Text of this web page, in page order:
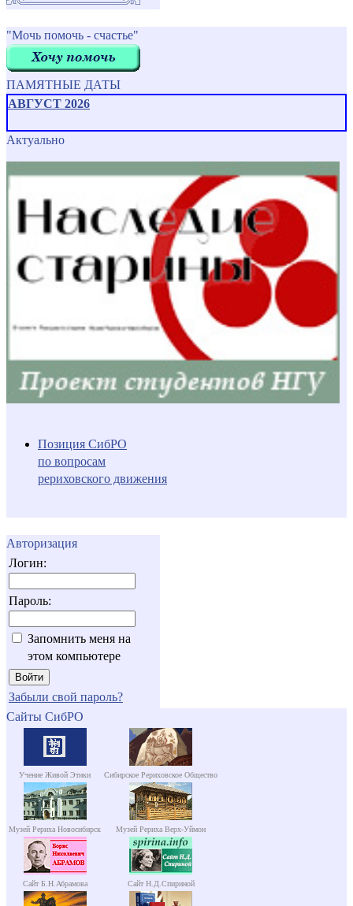
"Мочь помочь - счастье"
ПАМЯТНЫЕ ДАТЫ
АВГУСТ 2026
Актуально
Позиция СибРО
по вопросам
рериховского движения
Авторизация
Логин:
Пароль:
Запомнить меня на
этом компьютере
Забыли свой пароль?
Сайты СибРО
Учение Живой Этики Сибирское Рериховское Общество
Музей Рериха Новосибирск Музей Рериха Верх-Уймон
Сайт Б.Н.Абрамова Сайт Н.Д.Спириной